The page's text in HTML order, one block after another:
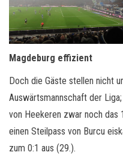
Magdeburg effizient
Doch die Gäste stellen nicht
Auswärtsmannschaft der
von Heekeren zwar noch das
einen Steilpass von Burcu
zum 0:1 aus (29.).